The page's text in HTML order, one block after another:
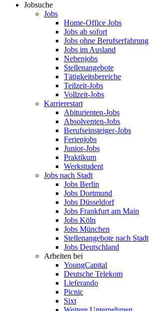
Jobsuche
Jobs
Home-Office Jobs
Jobs ab sofort
Jobs ohne Berufserfahrung
Jobs im Ausland
Nebenjobs
Stellenangebote
Tätigkeitsbereiche
Teilzeit-Jobs
Vollzeit-Jobs
Karrierestart
Abiturienten-Jobs
Absolventen-Jobs
Berufseinsteiger-Jobs
Ferienjobs
Junior-Jobs
Praktikum
Werkstudent
Jobs nach Stadt
Jobs Berlin
Jobs Dortmund
Jobs Düsseldorf
Jobs Frankfurt am Main
Jobs Köln
Jobs München
Stellenangebote nach Stadt
Jobs Deutschland
Arbeiten bei
YoungCapital
Deutsche Telekom
Lieferando
Picnic
Sixt